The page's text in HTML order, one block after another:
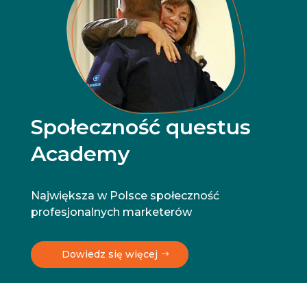
Społeczność questus
Academy
Największa w Polsce społeczność
profesjonalnych marketerów
Dowiedz się więcej